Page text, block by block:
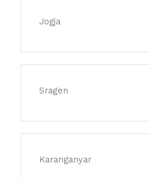
Jogja
Sragen
Karanganyar